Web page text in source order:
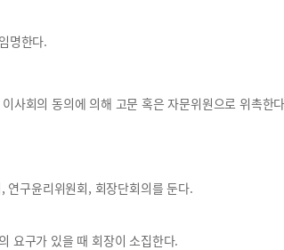
명한다.
사회의 동의에 의해 고문 혹은 자문위원으로 위촉한
연구윤리위원회, 회장단회의를 둔다.
요구가 있을 때 회장이 소집한다.